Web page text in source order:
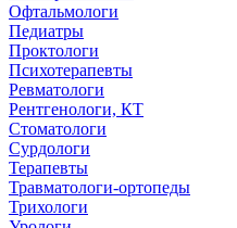
Офтальмологи
Педиатры
Проктологи
Психотерапевты
Ревматологи
Рентгенологи, КТ
Стоматологи
Сурдологи
Терапевты
Травматологи-ортопеды
Трихологи